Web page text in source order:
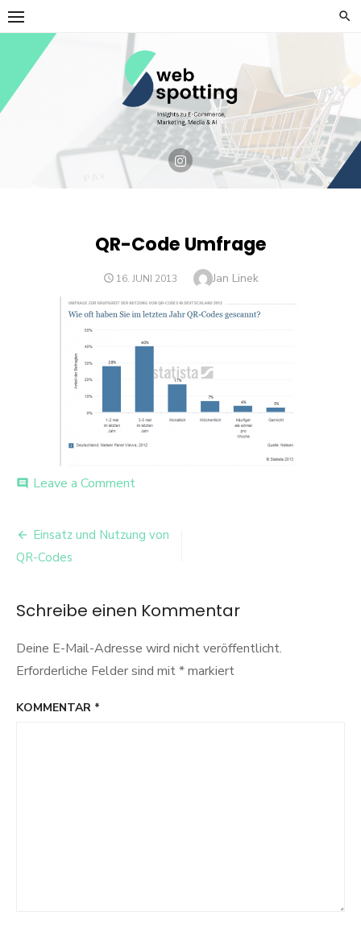
Skip
to
content
QR-Code Umfrage
POSTED
16. JUNI 2013 Author
Jan Linek
comment Leave a Commenton
Umfrage
Beitrags-
Navigation
Einsatz und Nutzung von
QR-Codes
Schreibe einen Kommentar
Deine E-Mail-Adresse wird nicht veröffentlicht.
Erforderliche Felder sind mit*markiert
KOMMENTAR *